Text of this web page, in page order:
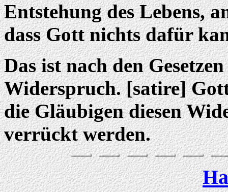
Entstehung des Lebens,
dass Gott nichts dafür
Das ist nach den
Widerspruch. [satire]
die Gläubigen diesen
verrückt werden.